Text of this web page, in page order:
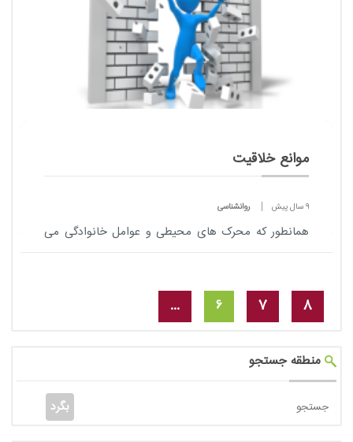
موانع خلاقیت
9 سال پیش روانشناسی
همانطور که محرک های محیطی و عوامل خانوادگی می
شرایط را فراهم میکنیم برای خلاقیت کودکانمان...
... 6 7 8
منطقه جستجو